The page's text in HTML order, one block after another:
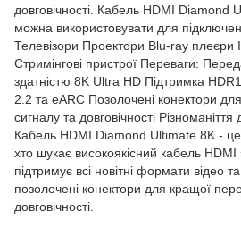
довговічності. Кабель HDMI Diamond
можна використовувати для
Телевізори Проектори Blu-ray плеєри
Стримінгові пристрої Переваги:
здатністю 8K Ultra HD Підтримка
2.2 та eARC Позолочені конектори
сигналу та довговічності
Кабель HDMI Diamond Ultimate 8K - це
хто шукає високоякісний кабель
підтримує всі новітні формати відео
позолочені конектори для кращої
довговічності.